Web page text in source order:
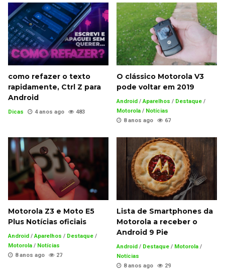
como refazer o texto
rapidamente, Ctrl Z para
Android
Dicas 4 anos ago 483
O clássico Motorola V3
pode voltar em 2019
Android /Aparelhos / Destaque /
Motorola / Notícias
8 anos ago
67
Motorola Z3 e Moto E5
Plus Notícias oficiais
Android /Aparelhos / Destaque /
Motorola / Notícias
8 anos ago
27
Lista de Smartphones da
Motorola a receber o
Android 9 Pie
Android / Destaque / Motorola /
Notícias
8 anos ago
29